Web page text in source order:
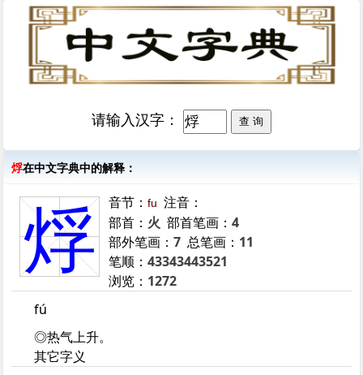
请输入汉字：
烰在中文字典中的解释：
烰 音节：fu 注音：
部首： 火 部首笔画：4
部外笔画：7 总笔画： 11
笔顺：43343443521
浏览： 1272
fú
◎热气上升。
其它字义